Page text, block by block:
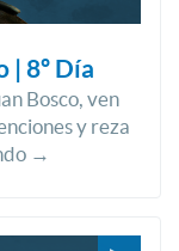
| 8º Día
Bosco, ven
y reza
→